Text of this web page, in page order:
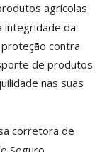
agrícolas
integridade da
contra
de produtos
nas suas
corretora de